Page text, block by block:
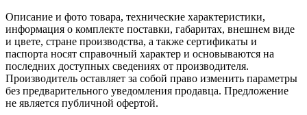
Описание и фото товара, технические характеристики,
информация о комплекте поставки, габаритах, внешнем виде
и цвете, стране производства, а также сертификаты и
паспорта носят справочный характер и основываются на
последних доступных сведениях от производителя.
Производитель оставляет за собой право изменить параметры
без предварительного уведомления продавца. Предложение
не является публичной офертой.